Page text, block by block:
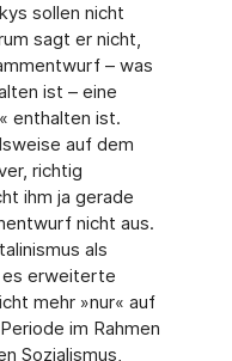
sollen nicht
sagt er nicht,
– was
ist – eine
enthalten ist.
auf dem
richtig
ihm ja gerade
nicht aus.
als
es erweiterte
mehr »nur« auf
im Rahmen
Sozialismus,